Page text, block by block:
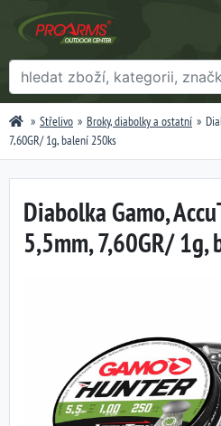
Střelivo Broky, diabolky a ostatní
7,60GR/ 1g, balení 250ks
Diabolka Gamo,
5,5mm, 7,60GR/ 1g,